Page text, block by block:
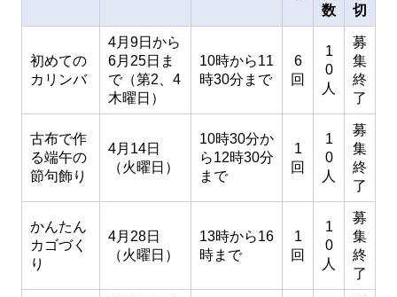
数
切
初めての
カリンバ
4月9日から
6月25日ま
で（第2、4
木曜日）
10時から11
時30分まで
6
回
1
0
人
募
集
終
了
古布で作
る端午の
節句飾り
4月14日
（火曜日）
10時30分か
ら12時30分
まで
1
回
1
0
人
募
集
終
了
かんたん
カゴづく
り
4月28日
（火曜日）
13時から16
時まで
1
回
1
0
人
募
集
終
了